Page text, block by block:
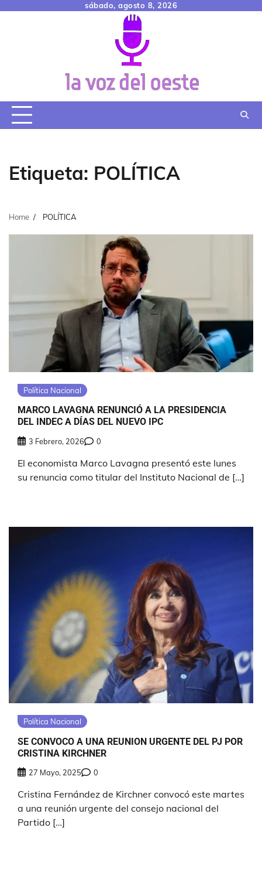
sábado, agosto 8, 2026
Etiqueta: POLÍTICA
Home POLÍTICA
Política Nacional
MARCO LAVAGNA RENUNCIÓ A LA PRESIDENCIA
DEL INDEC A DÍAS DEL NUEVO IPC
3 Febrero, 2026 0
El economista Marco Lavagna presentó este lunes
su renuncia como titular del Instituto Nacional de […]
Política Nacional
SE CONVOCO A UNA REUNION URGENTE DEL PJ POR
CRISTINA KIRCHNER
27 Mayo, 2025 0
Cristina Fernández de Kirchner convocó este martes
a una reunión urgente del consejo nacional del
Partido […]